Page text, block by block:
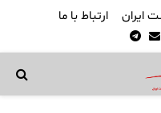
ایران ارتباط با ما
Email
Telegram